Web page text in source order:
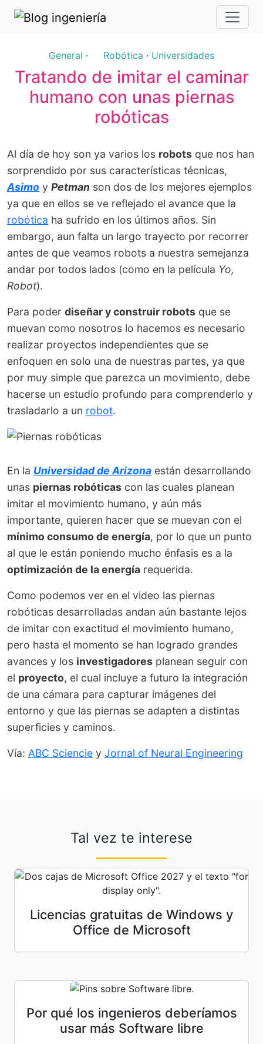
General · Robótica · Universidades
Tratando de imitar el caminar
humano con unas piernas
robóticas
Al día de hoy son ya varios los robots que nos han
sorprendido por sus características técnicas,
Asimo y Petman son dos de los mejores ejemplos
ya que en ellos se ve reflejado el avance que la
robótica ha sufrido en los últimos años. Sin
embargo, aun falta un largo trayecto por recorrer
antes de que veamos robots a nuestra semejanza
andar por todos lados (como en la película Yo,
Robot).
Para poder diseñar y construir robots que se
muevan como nosotros lo hacemos es necesario
realizar proyectos independientes que se
enfoquen en solo una de nuestras partes, ya que
por muy simple que parezca un movimiento, debe
hacerse un estudio profundo para comprenderlo y
trasladarlo a un robot.
En la Universidad de Arizona están desarrollando
unas piernas robóticas con las cuales planean
imitar el movimiento humano, y aún más
importante, quieren hacer que se muevan con el
mínimo consumo de energía, por lo que un punto
al que le están poniendo mucho énfasis es a la
optimización de la energía requerida.
Como podemos ver en el video las piernas
robóticas desarrolladas andan aún bastante lejos
de imitar con exactitud el movimiento humano,
pero hasta el momento se han logrado grandes
avances y los investigadores planean seguir con
el proyecto, el cual incluye a futuro la integración
de una cámara para capturar imágenes del
entorno y que las piernas se adapten a distintas
superficies y caminos.
Vía: ABC Sciencie y Jornal of Neural Engineering
Tal vez te interese
Licencias gratuitas de Windows y
Office de Microsoft
Por qué los ingenieros deberíamos
usar más Software libre